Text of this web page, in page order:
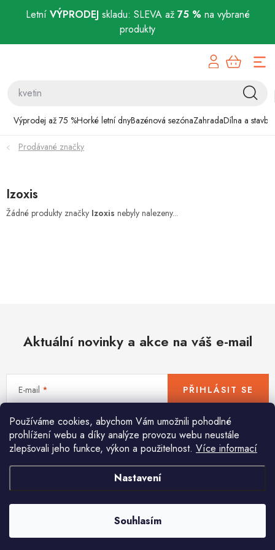
Letní VÝPRODEJskladu: SLEVA až 75 % na vybrané
produkty
Používáme cookies, abychom Vám umožnili pohodlné
prohlížení webu a díky analýze provozu webu neustále
zlepšovali jeho funkce, výkon a použitelnost. Více informací
Nastavení
Souhlasím
Výprodej až 75 %Horké letní dnyBazénová sezónaZahradaDílna a stavba
Bazénová sezóna
Zahrada
Domácnost
Novinky
World Cleanup Day
Akční ceny
Půjčovna Kontaktuje nás
Obchodní podmínky
Vrácení a reklamace
Podmínky ochrany osobních údajů
Obchodní podmínky pro podnikatele
Způsob doručení a platby
Zásady používání cookies
Prodávané značky
Izoxis
Žádné produkty značky Izoxis nebyly nalezeny...
Aktuální novinky a akce na váš e-mail
E-mail
Vložením e-mailu souhlasíte spodmínkami ochrany osobních údajů
PŘIHLÁSIT SE
Pomůžeme vám s výběrem
Potřebujete s něčím poradit? Jsme tu pro vás!
info@huka.cz